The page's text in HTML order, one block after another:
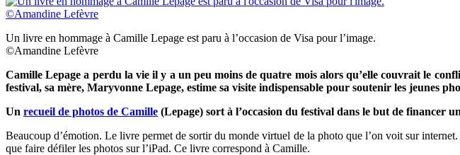
Un livre en hommage à Camille Lepage est paru à l’occasion de Visa pour l’image.
©Amandine Lefèvre
Camille Lepage a perdu la vie il y a un peu moins de quatre mois alors qu’elle couvrait le
festival, sa mère, Maryvonne Lepage, estime sa visite indispensable pour soutenir les jeunes
Un recueil de photos de Camille (Lepage) sort à l’occasion du festival dans le but de financer
Beaucoup d’émotion. Le livre permet de sortir du monde virtuel de la photo que l’on voit sur
que faire défiler les photos sur l’iPad. Ce livre correspond à Camille.